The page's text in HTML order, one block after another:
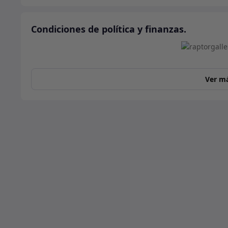
Condiciones de política y finanzas.
Ver